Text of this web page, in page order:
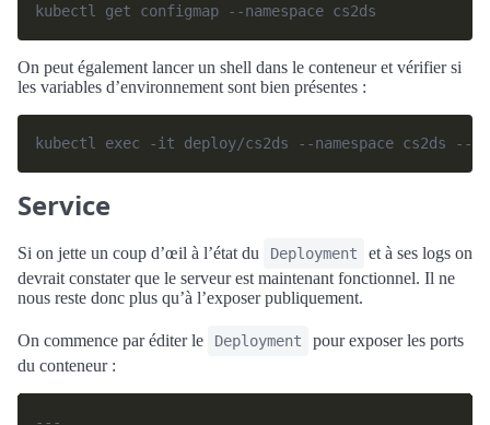
On peut également lancer un shell dans le conteneur et vérifier si
les variables d’environnement sont bien présentes :
Service
Si on jette un coup d’œil à l’état du Deployment
et à ses logs on
devrait constater que le serveur est maintenant fonctionnel. Il ne
nous reste donc plus qu’à l’exposer publiquement.
On commence par éditer le Deployment
pour exposer les ports
du conteneur :